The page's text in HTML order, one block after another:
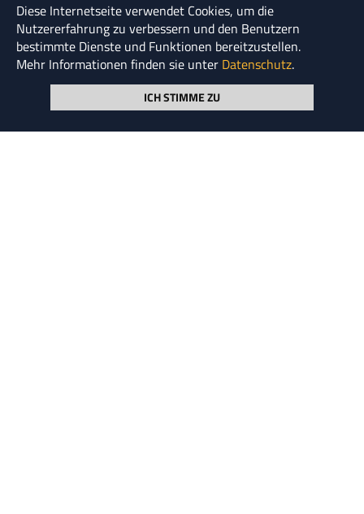
"Die Tendenz des Staates, mehr Geld zu fordern, geht
Hand in Hand mit einer ihm gleichfalls eigenen
Tendenz, es zu verschwenden."
Cyril Nothcote Parkinson
Diese Internetseite verwendet Cookies, um die
Nutzererfahrung zu verbessern und den Benutzern
bestimmte Dienste und Funktionen bereitzustellen.
Mehr Informationen finden sie unter Datenschutz.
ICH STIMME ZU